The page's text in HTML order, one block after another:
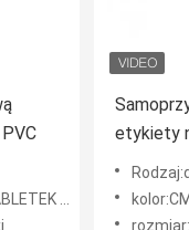
na tabletki
etykiety